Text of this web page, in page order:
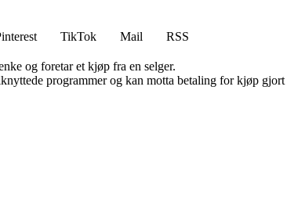
TikTok Mail
RSS
og foretar et kjøp fra en selger.
programmer og kan motta betaling for kjøp